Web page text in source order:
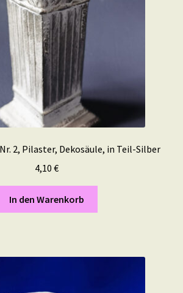
2, Pilaster, Dekosäule, in Teil-Silber
4,10 €
In den Warenkorb